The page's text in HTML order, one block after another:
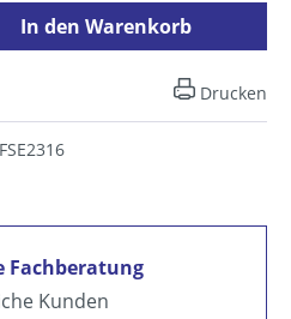
den gewünschten
In den Warenkorb
Drucken
Fachberatung
Kunden